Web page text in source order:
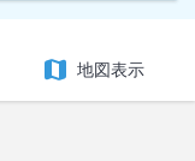
地図表示